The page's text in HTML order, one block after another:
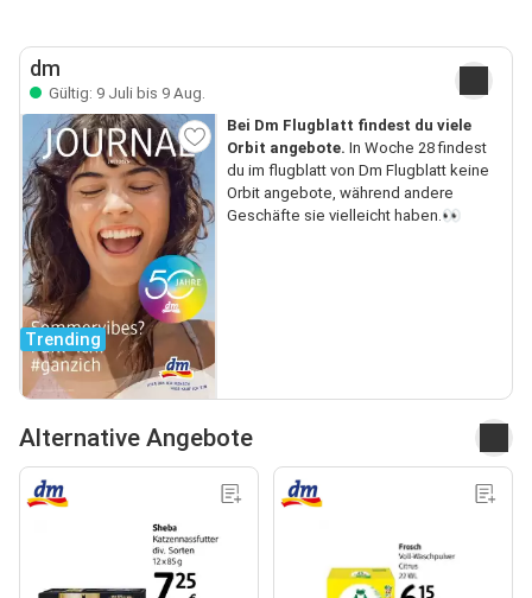
dm
Gültig: 9 Juli bis 9 Aug.
Trending
Bei Dm Flugblatt findest du viele
Orbit angebote. In Woche 28 findest
du im flugblatt von Dm Flugblatt keine
Orbit angebote, während andere
Geschäfte sie vielleicht haben.👀
Alternative Angebote